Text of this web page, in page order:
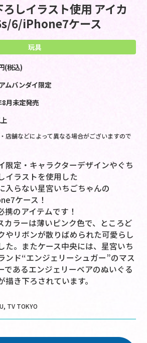
しイラスト使用 アイカ
6/iPhone7ケース
玩具
(税込)
ムバンダイ限定
8月未定発売
店舗などによって異なる場合がございますので
限定・キャラクターデザインやぐち
イラストを使用した
入らない星宮いちごちゃんの
ケース！
携のアイテムです！
カラーは薄いピンク色で、ところど
やリボンが散りばめられた可愛らし
た。またケース中央には、星宮いち
ンド“エンジェリーシュガー”のマス
であるエンジェリーベアのぬいぐる
き下ろされています。
TV TOKYO